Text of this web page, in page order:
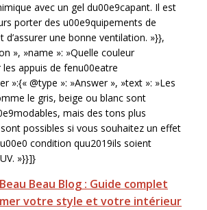
avec un gel du00e9capant. Il est
porter des u00e9quipements de
d’assurer une bonne ventilation. »}},
», »name »: »Quelle couleur
appuis de fenu00eatre
»:{« @type »: »Answer », »text »: »Les
le gris, beige ou blanc sont
mais des tons plus
possibles si vous souhaitez un effet
condition quu2019ils soient
»}}]}
Beau Beau Blog : Guide complet
votre style et votre intérieur